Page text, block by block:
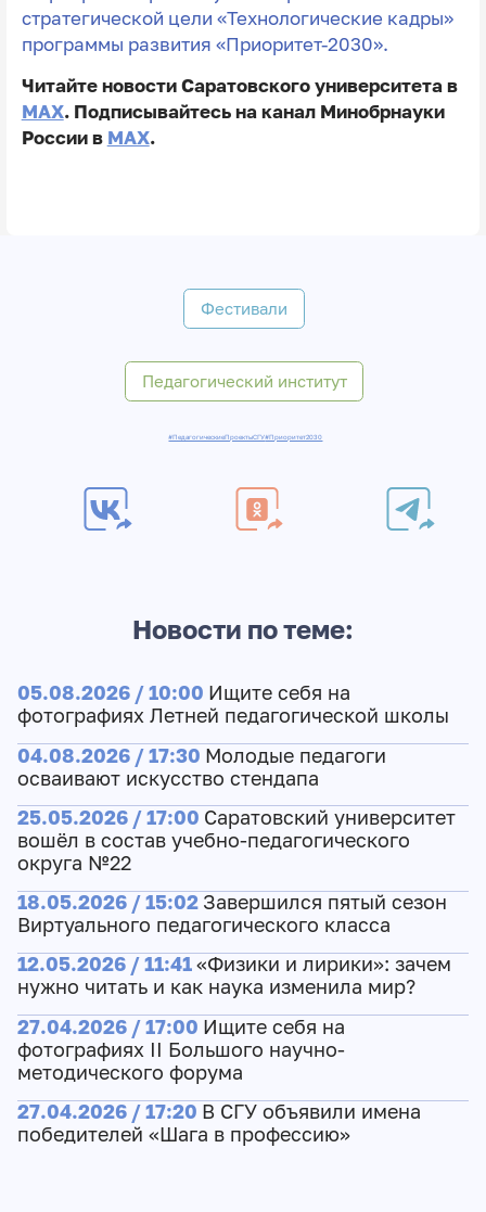
стратегической цели «Технологические кадры»
программы развития «Приоритет-2030».
Читайте новости Саратовского университета в
MAX. Подписывайтесь на канал Минобрнауки
России в MAX.
Фестивали
Педагогический институт
#ПедагогическиеПроектыСГУ#Приоритет2030
Новости по теме:
05.08.2026 / 10:00 Ищите себя на
фотографиях Летней педагогической школы
04.08.2026 / 17:30 Молодые педагоги
осваивают искусство стендапа
25.05.2026 / 17:00 Саратовский университет
вошёл в состав учебно-педагогического
округа №22
18.05.2026 / 15:02 Завершился пятый сезон
Виртуального педагогического класса
12.05.2026 / 11:41«Физики и лирики»: зачем
нужно читать и как наука изменила мир?
27.04.2026 / 17:00 Ищите себя на
фотографиях II Большого научно-
методического форума
27.04.2026 / 17:20 В СГУ объявили имена
победителей «Шага в профессию»